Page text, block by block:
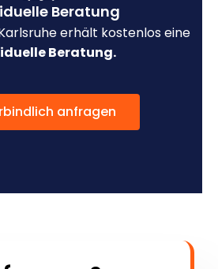
Beratung
erhält kostenlos eine
Beratung.
anfragen